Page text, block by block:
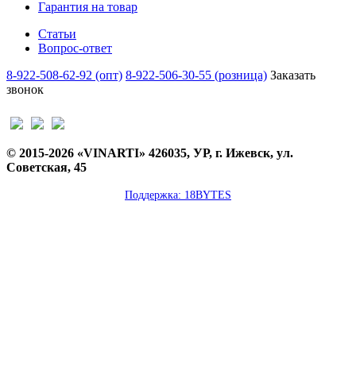
Гарантия на товар
Статьи
Вопрос-ответ
8-922-508-62-92 (опт) 8-922-506-30-55 (розница) Заказать
звонок
© 2015-2026 «VINARTI» 426035, УР, г. Ижевск, ул.
Советская, 45
Поддержка: 18BYTES